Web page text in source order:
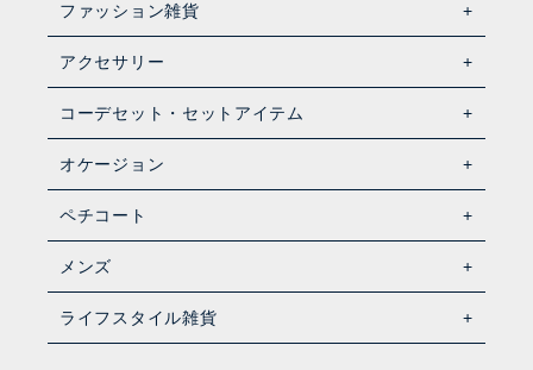
ファッション雑貨
アクセサリー
コーデセット・セットアイテム
オケージョン
ペチコート
メンズ
ライフスタイル雑貨